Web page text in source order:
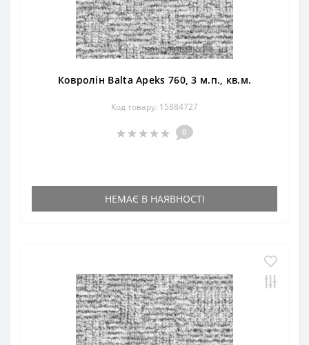
Ковролін Balta Apeks 760, 3 м.п., кв.м.
Код товару: 15884727
0
НЕМАЄ В НАЯВНОСТІ